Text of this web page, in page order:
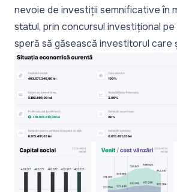
nevoie de investiții semnificative în
statul, prin concursul investițional pe
speră să găsească investitorul care